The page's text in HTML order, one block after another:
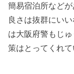
簡易宿泊所など
良さは抜群にい
は大阪府警もじ
策はとってくれて